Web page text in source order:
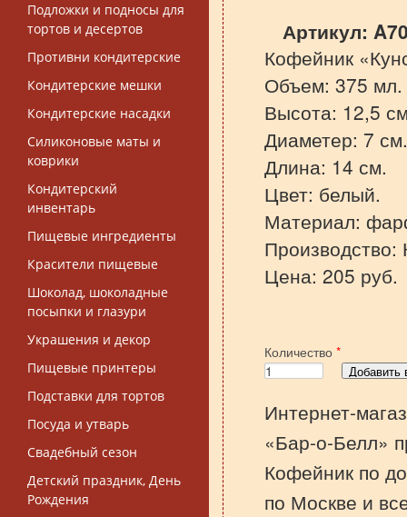
Подложки и подносы для
тортов и десертов
Противни кондитерские
Кондитерские мешки
Кондитерские насадки
Силиконовые маты и
коврики
Кондитерский
инвентарь
Пищевые ингредиенты
Красители пищевые
Шоколад, шоколадные
посыпки и глазури
Украшения и декор
Пищевые принтеры
Подставки для тортов
Посуда и утварь
Свадебный сезон
Детский праздник, День
Рождения
Артикул:
Кофейник
Объем: 375 мл.
Высота: 12,5
Диаметер: 7 см.
Длина: 14 см.
Цвет: белый.
Материал:
Производство:
Цена: 205 руб.
Количество *
Интернет-
«Бар-о-Белл»
Кофейник по
по Москве и